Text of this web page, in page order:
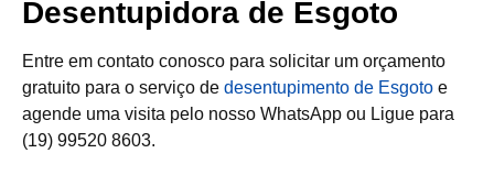
Desentupidora de Esgoto
Entre em contato conosco para solicitar um orçamento
gratuito para o serviço de desentupimento de Esgoto e
agende uma visita pelo nosso WhatsApp ou Ligue para
(19) 99520 8603.